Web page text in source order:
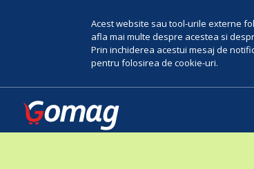
Acest website sau tool-urile externe
afla mai multe despre acestea si
Prin inchiderea acestui mesaj de
pentru folosirea de cookie-uri.